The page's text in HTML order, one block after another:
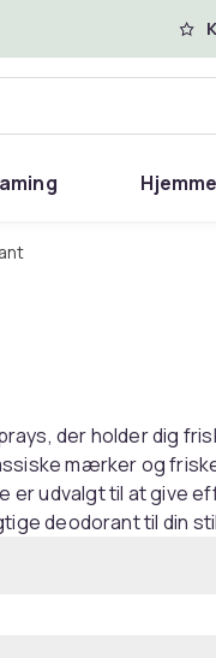
der holder dig
mærker og
er udvalgt til at give
deodorant til din